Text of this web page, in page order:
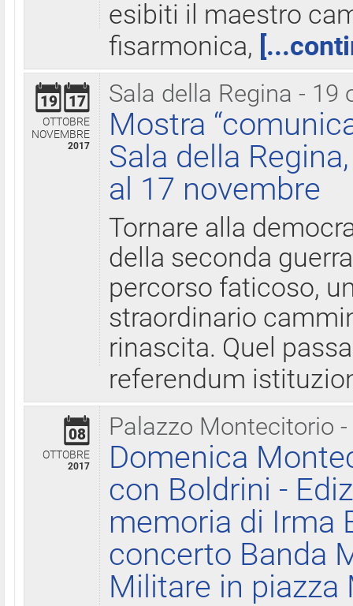
esibiti il maestro
fisarmonica,
Sala della Regina - 19
19 17
OTTOBRE
NOVEMBRE
2017
Mostra
Sala della
al 17 novembre
Tornare alla
della seconda
percorso faticoso,
straordinario
rinascita. Quel
referendum
Palazzo Montecitorio
08
OTTOBRE
2017
Domenica
con Boldrini -
memoria di Irma
concerto Banda
Militare in